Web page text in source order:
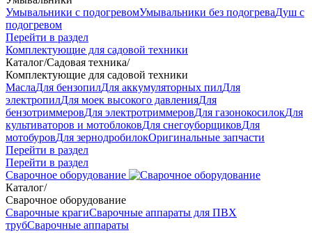
Умывальники с подогревомУмывальники без подогреваДуш с
подогревом
Перейти в раздел
Комплектующие для садовой техники
Каталог/Садовая техника/
Комплектующие для садовой техники
МаслаДля бензопилДля аккумуляторных пилДля
электропилДля моек высокого давленияДля
бензотриммеровДля электротриммеровДля газонокосилокДля
культиваторов и мотоблоковДля снегоуборщиковДля
мотобуровДля зернодробилокОригинальные запчасти
Перейти в раздел
Перейти в раздел
Сварочное оборудование
Каталог/
Сварочное оборудование
Сварочные крагиСварочные аппараты для ПВХ
трубСварочные аппараты